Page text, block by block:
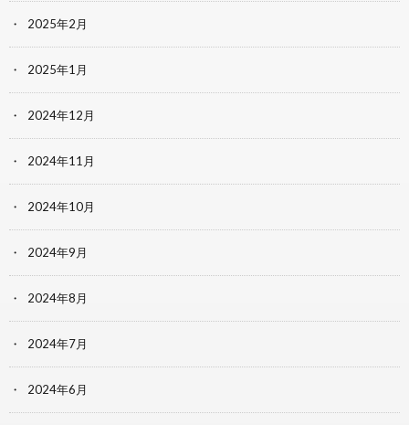
2025年2月
2025年1月
2024年12月
2024年11月
2024年10月
2024年9月
2024年8月
2024年7月
2024年6月